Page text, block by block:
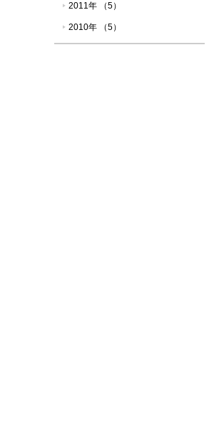
2011年 （5）
2010年 （5）